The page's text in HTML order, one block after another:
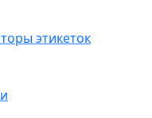
этикеток